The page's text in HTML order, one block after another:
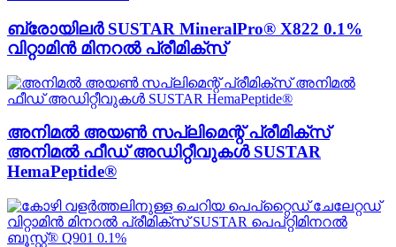
ബ്രോയിലർ SUSTAR MineralPro® X822 0.1%
വിറ്റാമിൻ മിനറൽ പ്രീമിക്സ്
അനിമൽ അയൺ സപ്ലിമെന്റ് പ്രീമിക്സ്
അനിമൽ ഫീഡ് അഡിറ്റീവുകൾ SUSTAR
HemaPeptide®